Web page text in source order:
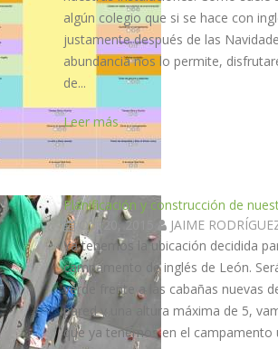
algún colegio que si se hace con
justamente después de las
abundancia nos lo permite,
de...
Leer más
Planificación y construcción de
Oct 20, 2015
JAIME
Ya tenemos la ubicación decidida
campamento de inglés de León.
verde frente a las cabañas nuevas
pared y una altura máxima de 5,
que ya tenemos en el campamento